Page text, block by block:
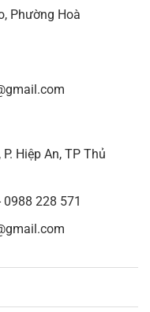
Phường Hoà
Hiệp An, TP Thủ
228 571